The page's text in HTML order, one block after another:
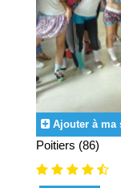
Ajouter à ma
Poitiers (86)